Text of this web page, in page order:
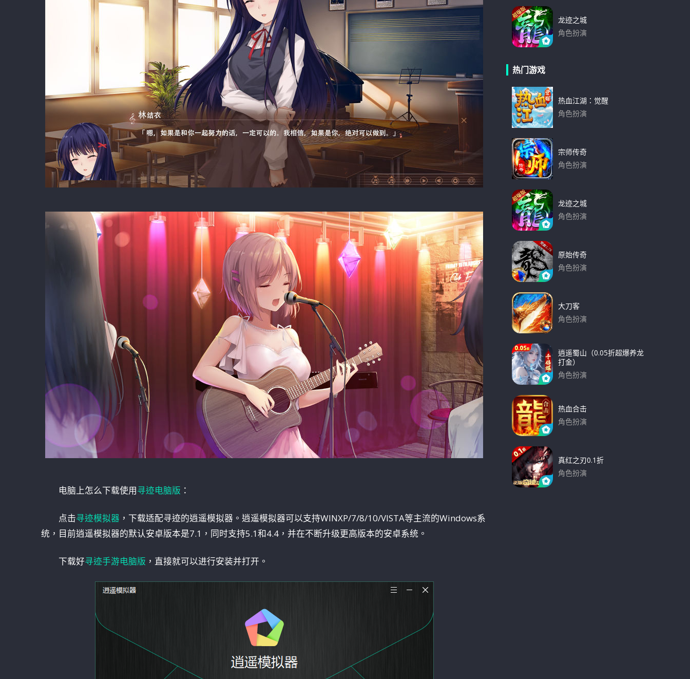
电脑上怎么下载使用寻迹电脑版 ：
点击寻迹模拟器 ，下载适配寻迹的逍遥模拟器。逍遥模拟器可以支持WINXP/7/8/10/VISTA等主流的Windows系
统，目前逍遥模拟器的默认安卓版本是7.1，同时支持5.1和4.4，并在不断升级更高版本的安卓系统。
下载好寻迹手游电脑版 ，直接就可以进行安装并打开。
龙迹之城
角色扮演
热门游戏
热血江湖：觉醒
角色扮演
宗师传奇
角色扮演
龙迹之城
角色扮演
原始传奇
角色扮演
大刀客
角色扮演
逍遥蜀山（0.05折超爆养龙
打金）
角色扮演
热血合击
角色扮演
真红之刃0.1折
角色扮演